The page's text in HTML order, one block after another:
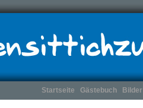
Startseite Gästebuch Bilder